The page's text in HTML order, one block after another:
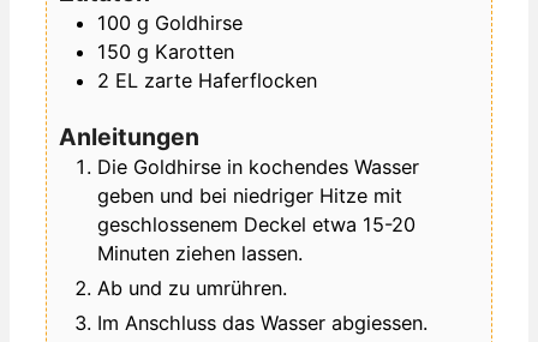
100 g Goldhirse
150 g Karotten
2 EL zarte Haferflocken
Anleitungen
Die Goldhirse in kochendes Wasser
geben und bei niedriger Hitze mit
geschlossenem Deckel etwa 15-20
Minuten ziehen lassen.
Ab und zu umrühren.
Im Anschluss das Wasser abgiessen.